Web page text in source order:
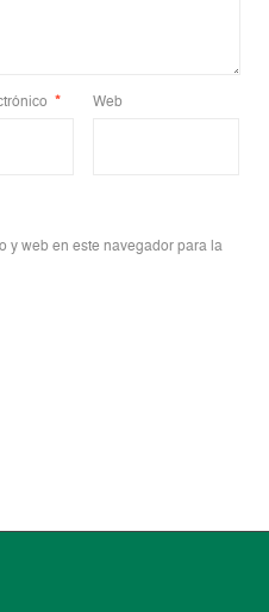
* Web
y web en este navegador para la